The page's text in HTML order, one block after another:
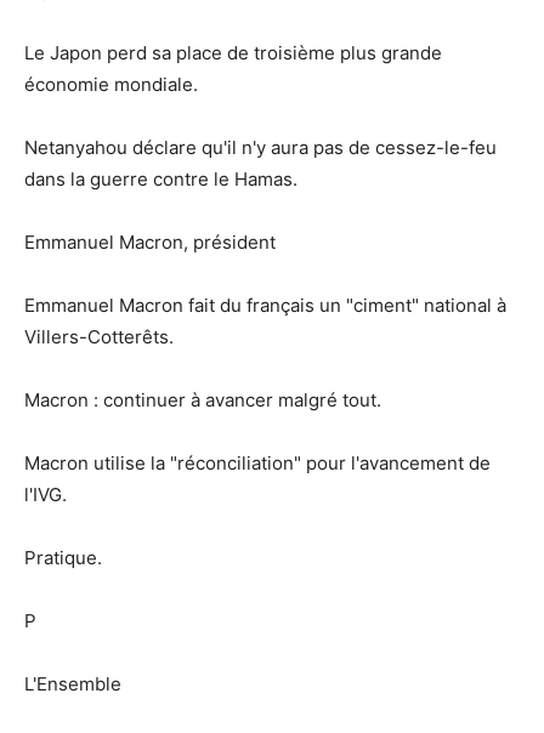
Le Japon perd sa place de troisième plus grande
économie mondiale.
Netanyahou déclare qu'il n'y aura pas de cessez-le-feu
dans la guerre contre le Hamas.
Emmanuel Macron, président
Emmanuel Macron fait du français un "ciment" national à
Villers-Cotterêts.
Macron : continuer à avancer malgré tout.
Macron utilise la "réconciliation" pour l'avancement de
l'IVG.
Pratique.
P
L'Ensemble